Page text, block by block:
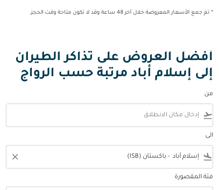
* تم جمع الأسعار المعروضة خلال آخر 48 ساعة وقد لا تكون متاحة وقت الحجز.
أفضل العروض على تذاكر الطيران
إلى إسلام أباد مرتبة حسب الرواج
من
flight_takeoff
الى
flight_land
close
فئة المقصورة